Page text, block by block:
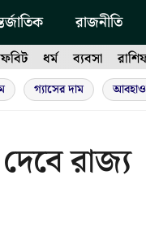
রাজনীতি
ধর্ম ব্যবসা
গ্যাসের দাম
রাজ্য